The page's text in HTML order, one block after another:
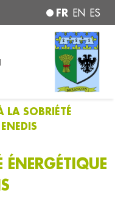
FR EN ES
LA SOBRIÉTÉ
ÉNERGÉTIQUE